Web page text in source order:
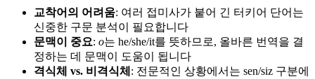
교착어의 어려움: 여러 접미사가 붙어 긴 터키어 단어는
신중한 구문 분석이 필요합니다
문맥이 중요: o는 he/she/it를 뜻하므로, 올바른 번역을 결
정하는 데 문맥이 도움이 됩니다
격식체 vs. 비격식체 : 전문적인 상황에서는 sen/siz 구분에